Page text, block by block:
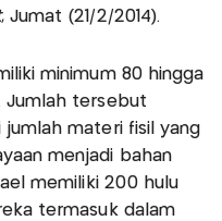
, Jumat (21/2/2014).
minimum 80 hingga
Jumlah tersebut
jumlah materi fisil yang
menjadi bahan
memiliki 200 hulu
termasuk dalam